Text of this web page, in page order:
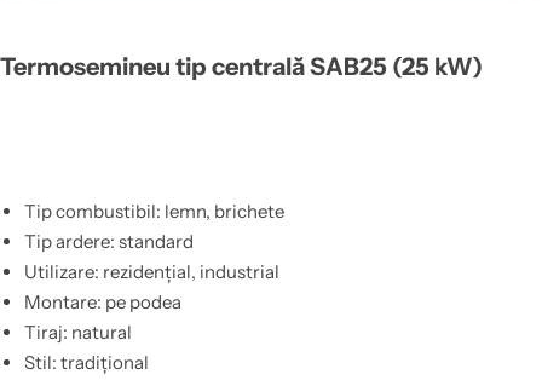
Termosemineu tip centrală SAB25 (25 kW)
Tip combustibil: lemn, brichete
Tip ardere: standard
Utilizare: rezidențial, industrial
Montare: pe podea
Tiraj: natural
Stil: tradițional